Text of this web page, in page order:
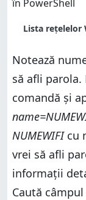
Lista rețelelor
Notează
să afli
comandă și
NUMEWIFIcu
vrei să afli
informații
Caută câmpul